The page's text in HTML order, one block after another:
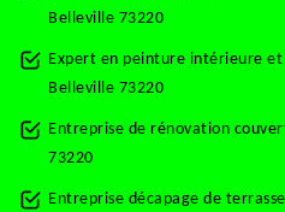
Belleville 73220
Expert en peinture intérieure
Belleville 73220
Entreprise de rénovation
73220
Entreprise décapage de